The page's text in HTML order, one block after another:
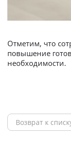
Отметим, что
повышение
необходимости.
Возврат к